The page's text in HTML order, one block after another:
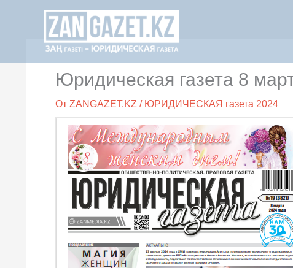
содержимому
Юридическая газета 8
От ZANGAZET.KZ / ЮРИДИЧЕСКАЯ газета 2024